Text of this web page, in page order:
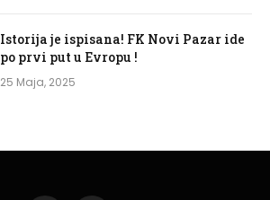
Istorija je ispisana! FK Novi Pazar ide
po prvi put u Evropu !
25 Maja, 2025